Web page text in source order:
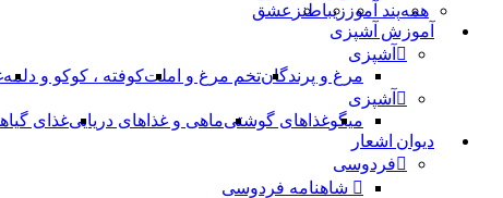
همهپند آموز زیباطنز عشق
آموزش آشپزی
آشپزی
مرغ و پرندگانتخم مرغ و املتکوفته ، کوکو و دلمه
آشپزی
میگوغذاهای گوشتیماهی و غذاهای دریاییغذای
دیوان اشعار
فردوسی
شاهنامه فردوسی